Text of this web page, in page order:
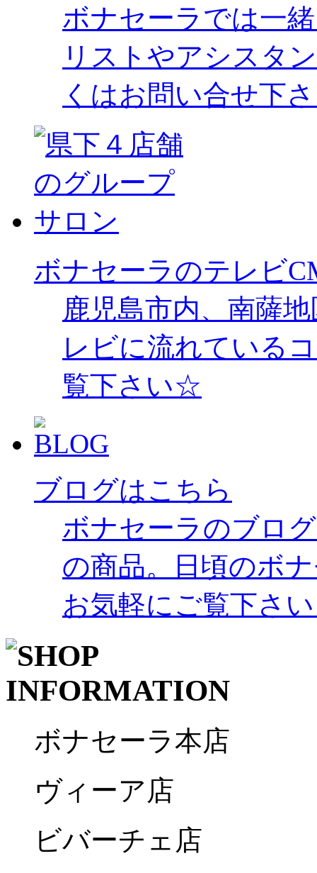
ボナセーラでは一
リストやアシスタ
くはお問い合せ下
ボナセーラのテレビ
鹿児島市内、南薩
レビに流れている
覧下さい☆
ブログはこちら
ボナセーラのブロ
の商品。日頃のボ
お気軽にご覧下さ
ボナセーラ本店
ヴィーア店
ビバーチェ店